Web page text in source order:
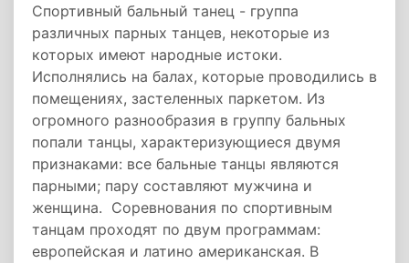
Спортивный бальный танец - группа
различных парных танцев, некоторые из
которых имеют народные истоки.
Исполнялись на балах, которые проводились в
помещениях, застеленных паркетом. Из
огромного разнообразия в группу бальных
попали танцы, характеризующиеся двумя
признаками: все бальные танцы являются
парными; пару составляют мужчина и
женщина. Соревнования по спортивным
танцам проходят по двум программам:
европейская и латино американская. В